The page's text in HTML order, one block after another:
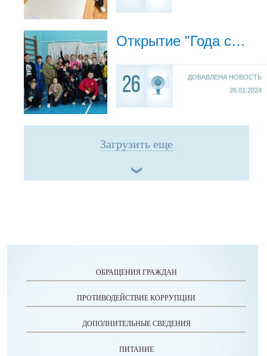
Открытие "Года семьи 2024"
26
ДОБАВЛЕНА НОВОСТЬ
26.01.2024
Загрузить еще
ОБРАЩЕНИЯ ГРАЖДАН
ПРОТИВОДЕЙСТВИЕ КОРРУПЦИИ
ДОПОЛНИТЕЛЬНЫЕ СВЕДЕНИЯ
ПИТАНИЕ